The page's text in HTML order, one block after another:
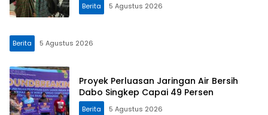
Berita 5 Agustus 2026
Berita 5 Agustus 2026
Proyek Perluasan Jaringan Air Bersih
Dabo Singkep Capai 49 Persen
Berita 5 Agustus 2026